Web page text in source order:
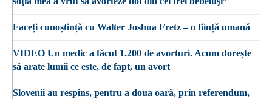
Faceți cunoștință cu Walter Joshua Fretz – o ființă umană
VIDEO Un medic a făcut 1.200 de avorturi. Acum dorește
să arate lumii ce este, de fapt, un avort
Slovenii au respins, pentru a doua oară, prin referendum,